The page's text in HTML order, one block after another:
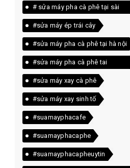
# sửa máy pha cà phê tại sài
gòn
#sửa máy ép trái cây
#sửa máy pha cà phê tại hà nội
#sửa máy pha cà phê tai
quảng trị
#sửa máy xay cà phê
#sửa máy xay sinh tố
#suamayphacafe
#suamayphacaphe
#suamayphacapheuytin